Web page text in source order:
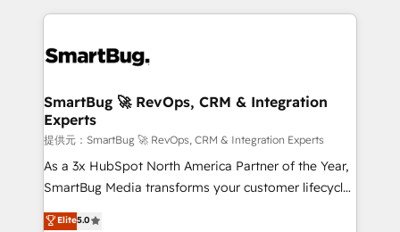
tune-ups, feature rollouts, adoption coaching. Buying
HubSpot, switching to it, or reviving a stale portal?
We are built for the work.
トを組み込んだ顧客フロント業務（マーケティング・営
ィブ・エージェンシーです。事業部・グループ会社・部
を、CRMを軸とした全社共通基盤に再構築します。意
思決定者・PMO・現場担当者に並走します。 1️⃣
HubSpot導入・活用支援 顧客データの一元化から、
GTMの見える化・自動化まで。全Hub統合運用、デー
タ品質設計、グループ横断のCRM統合に対応します。
の一部をAIが自律実行する組織への移行を設計・実装。
SmartBug 🚀 RevOps, CRM & Integration
Experts
提供元：SmartBug 🚀 RevOps, CRM & Integration Experts
As a 3x HubSpot North America Partner of the Year,
SmartBug Media transforms your customer lifecycle
into a revenue engine. Our unified ecosystem
Elite5.0